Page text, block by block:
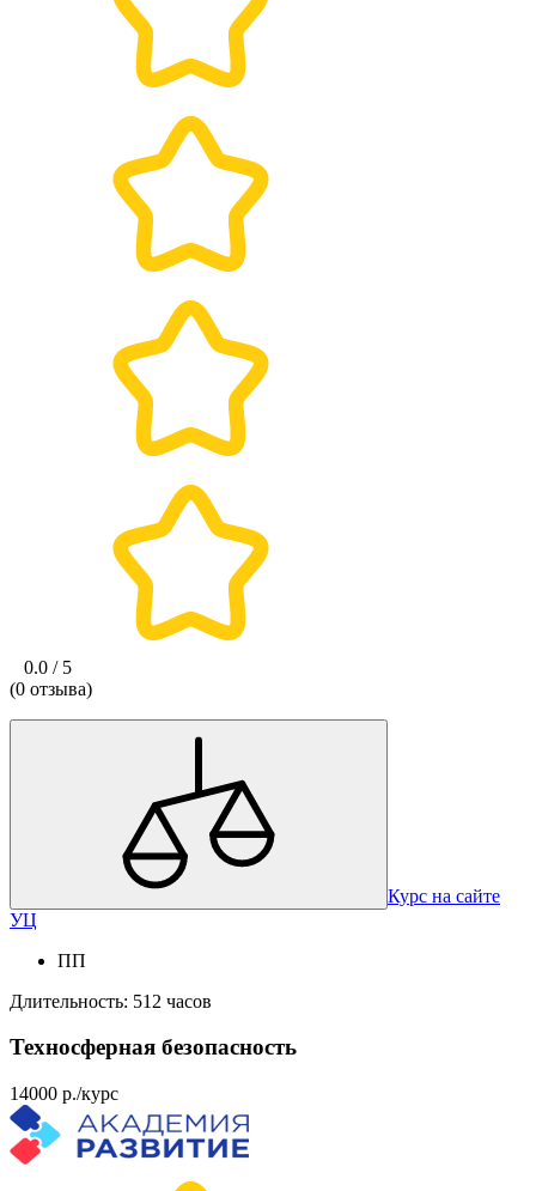
0.0 / 5
(0 отзыва)
Курс на сайте
УЦ
ПП
Длительность: 512 часов
Техносферная безопасность
14000 р./курс